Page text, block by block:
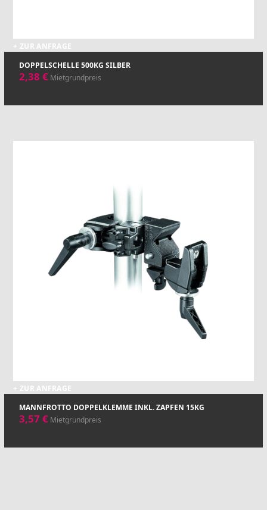
+ ZUR ANFRAGE
DOPPELSCHELLE 500KG SILBER
2,38€ Mietgrundpreis
+ ZUR ANFRAGE
MANNFROTTO DOPPELKLEMME INKL. ZAPFEN 15KG
3,57€ Mietgrundpreis